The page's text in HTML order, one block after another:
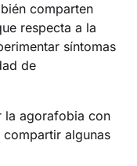
comparten
respecta a la
síntomas
de
la agorafobia con
compartir algunas